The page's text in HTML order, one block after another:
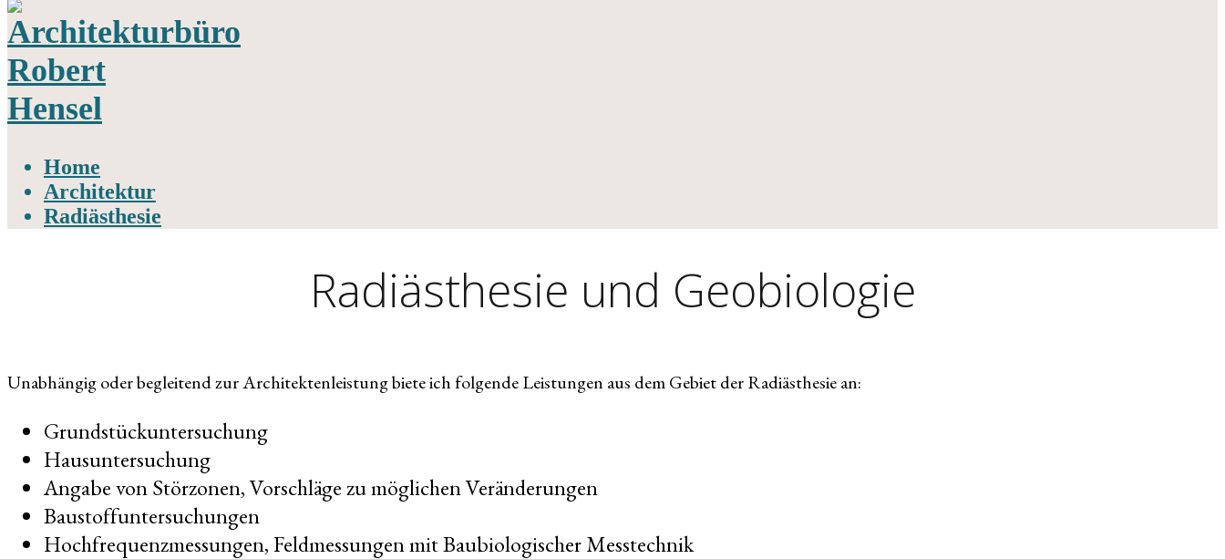
Home
Architektur
Radiästhesie
Radiästhesie und Geobiologie
Unabhängig oder begleitend zur Architektenleistung biete ich folgende Leistungen aus dem Gebiet der Radiästhesie an:
Grundstückuntersuchung
Hausuntersuchung
Angabe von Störzonen, Vorschläge zu möglichen Veränderungen
Baustoffuntersuchungen
Hochfrequenzmessungen, Feldmessungen mit Baubiologischer Messtechnik